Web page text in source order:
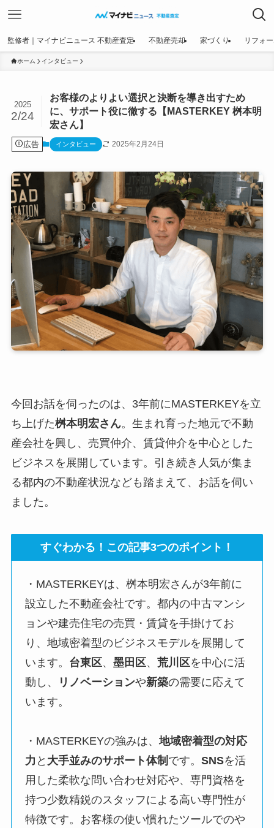
監修者｜マイナビニュース 不動産査定 不動産売却 家づくり リフォ
ホーム インタビュー
お客様のよりよい選択と決断を導き出すため
に、サポート役に徹する【MASTERKEY 桝本明
宏さん】
2025
2/24
広告 インタビュー 2025年2月24日
今回お話を伺ったのは、3年前にMASTERKEYを立
ち上げた桝本明宏さん。生まれ育った地元で不動
産会社を興し、売買仲介、賃貸仲介を中心とした
ビジネスを展開しています。引き続き人気が集ま
る都内の不動産状況なども踏まえて、お話を伺い
ました。
すぐわかる！この記事3つのポイント！
・MASTERKEYは、桝本明宏さんが3年前に
設立した不動産会社です。都内の中古マンシ
ョンや建売住宅の売買・賃貸を手掛けてお
り、地域密着型のビジネスモデルを展開して
います。 台東区、墨田区、荒川区を中心に活
動し、
リノベーションや新築の需要に応えて
います。
・MASTERKEYの強みは、地域密着型の対応
力 と 大手並みのサポート体制 です。SNSを活
用した柔軟な問い合わせ対応や、専門資格を
持つ少数精鋭のスタッフによる高い専門性が
特徴です。お客様の使い慣れたツールでのや